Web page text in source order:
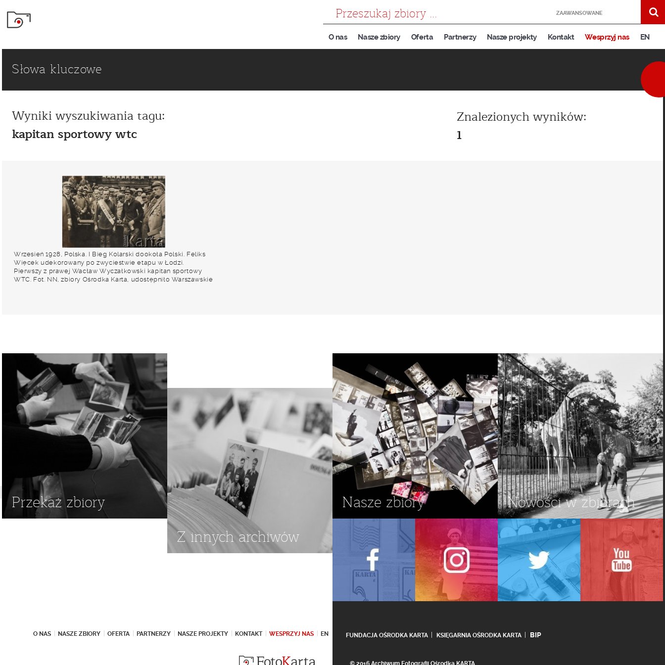
ZAAWANSOWANE
O nas Nasze zbiory Oferta Partnerzy Nasze projekty Kontakt Wesprzyj nas EN
Słowa kluczowe
Wyniki wyszukiwania tagu:
kapitan sportowy wtc
Znalezionych wyników:
1
Wrzesień 1928, Polska. I Bieg Kolarski dookoła Polski. Feliks
Więcek udekorowany po zwyciestwie etapu w Łodzi.
Pierwszy z prawej Wacław Wyczałkowski kapitan sportowy
WTC. Fot. NN, zbiory Ośrodka Karta, udostępniło Warszawskie
Przekaż zbiory
Z innych archiwów
Nasze zbiory Nowości w zbiorach
O NAS NASZE ZBIORY OFERTA PARTNERZY NASZE PROJEKTY KONTAKT WESPRZYJ NAS EN FUNDACJA OŚRODKA KARTA KSIĘGARNIA OŚRODKA KARTA BIP
© 2016 Archiwum Fotografii Ośrodka KARTA